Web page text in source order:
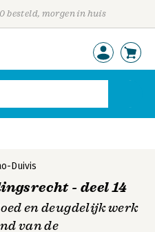
besteld, morgen in huis
Duivis
- deel 14
en deugdelijk werk
van de